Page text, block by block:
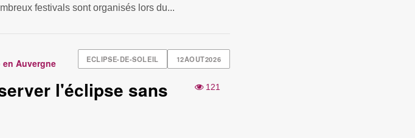
festivals sont organisés lors du...
ECLIPSE-DE-SOLEIL 12AOUT2026
Auvergne
121
l'éclipse sans